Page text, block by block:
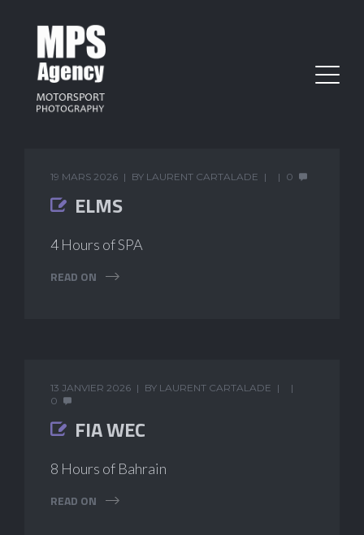
19 MARS 2026 BY LAURENT CARTALADE 0
ELMS
4 Hours of SPA
READ ON
13 JANVIER 2026 BY LAURENT CARTALADE
0
FIA WEC
8 Hours of Bahrain
READ ON